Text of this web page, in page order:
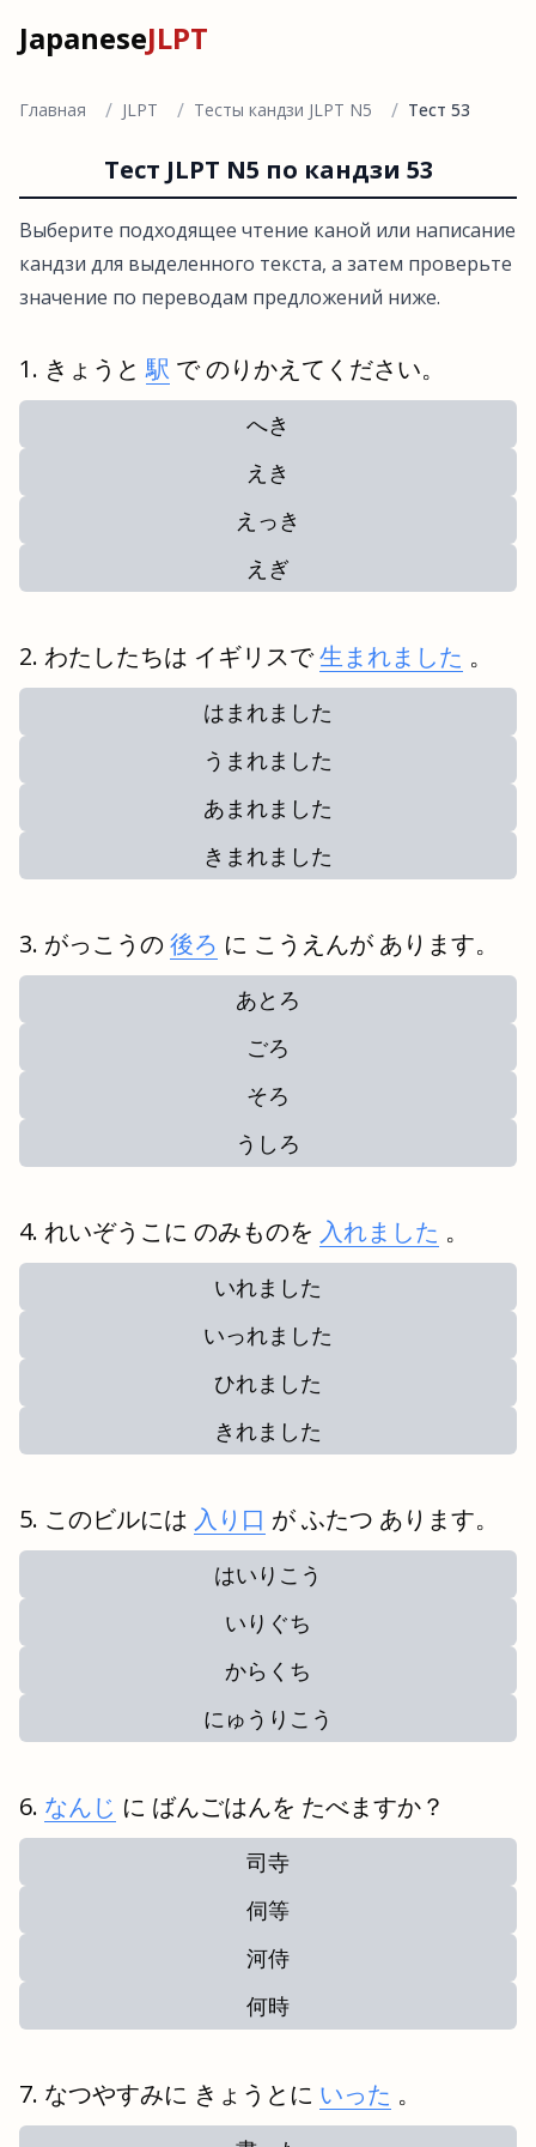
JapaneseJLPT
Главная / JLPT / Тесты кандзи JLPT N5 / Тест 53
Тест JLPT N5 по кандзи 53
Выберите подходящее чтение каной или написание
кандзи для выделенного текста, а затем проверьте
значение по переводам предложений ниже.
きょうと 駅 で のりかえてください。
へき
えき
えっき
えぎ
わたしたちは イギリスで生まれました 。
はまれました
うまれました
あまれました
きまれました
がっこうの 後ろ に こうえんが あります。
あとろ
ごろ
そろ
うしろ
れいぞうこに のみものを 入れました 。
いれました
いっれました
ひれました
きれました
このビルには 入り口 が ふたつ あります。
はいりこう
いりぐち
からくち
にゅうりこう
なんじ に ばんごはんを たべますか？
司寺
伺等
河侍
何時
なつやすみに きょうとに いった 。